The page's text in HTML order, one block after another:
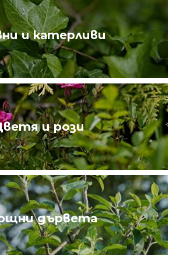
и катерливи
и рози
дървета